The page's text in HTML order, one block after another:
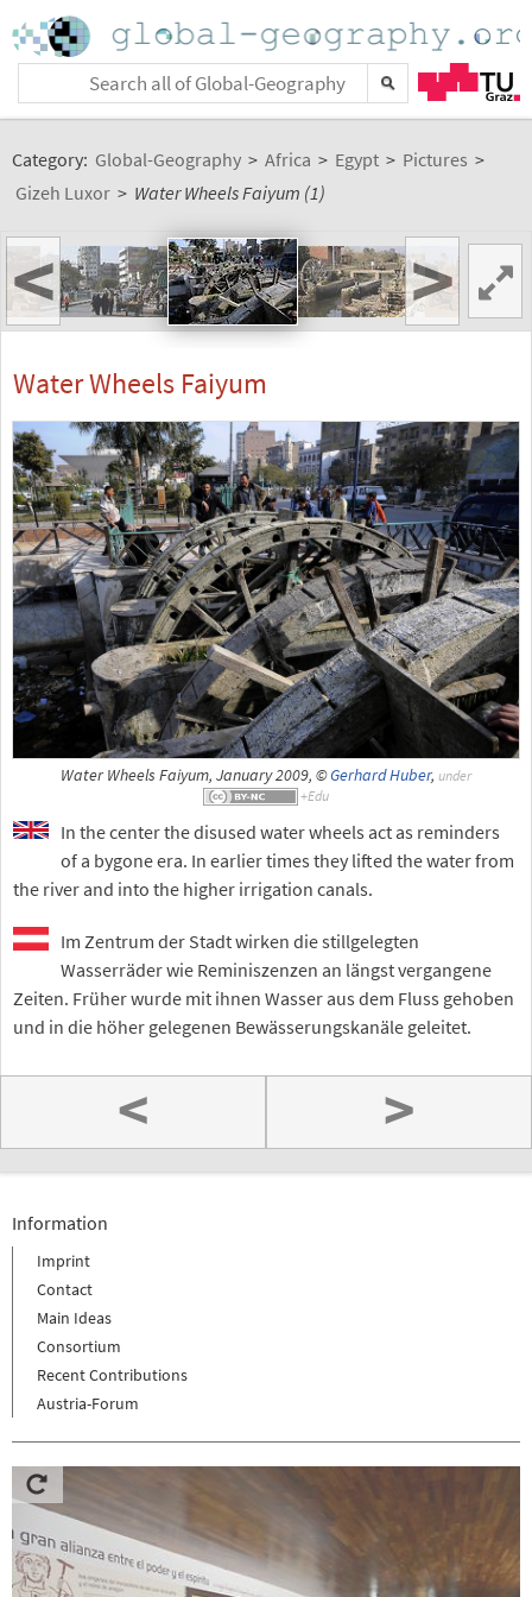
Category: Global-Geography > Africa > Egypt > Pictures >
Gizeh Luxor > Water Wheels Faiyum (1)
< >
Water Wheels Faiyum
Water Wheels Faiyum, January 2009, ©Gerhard Huber, under
In the center the disused water wheels act as reminders
of a bygone era. In earlier times they lifted the water from
the river and into the higher irrigation canals.
Im Zentrum der Stadt wirken die stillgelegten
Wasserräder wie Reminiszenzen an längst vergangene
Zeiten. Früher wurde mit ihnen Wasser aus dem Fluss gehoben
und in die höher gelegenen Bewässerungskanäle geleitet.
< >
Information
Imprint
Contact
Main Ideas
Consortium
Recent Contributions
Austria-Forum